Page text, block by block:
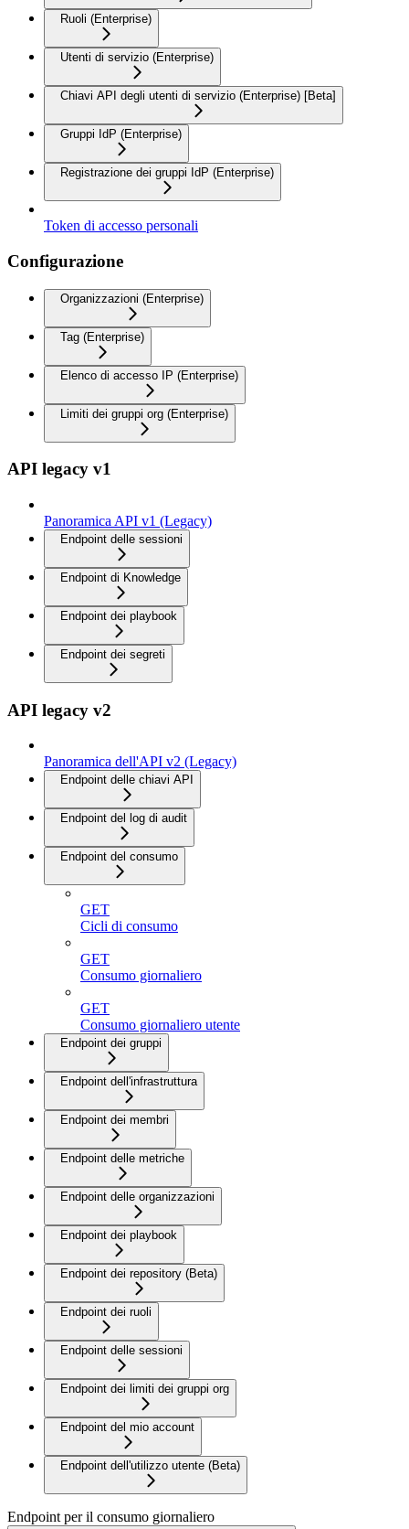
Ruoli (Enterprise)
Utenti di servizio (Enterprise)
Chiavi API degli utenti di servizio (Enterprise) [Beta]
Gruppi IdP (Enterprise)
Registrazione dei gruppi IdP (Enterprise)
Token di accesso personali
Configurazione
Organizzazioni (Enterprise)
Tag (Enterprise)
Elenco di accesso IP (Enterprise)
Limiti dei gruppi org (Enterprise)
API legacy v1
Panoramica API v1 (Legacy)
Endpoint delle sessioni
Endpoint di Knowledge
Endpoint dei playbook
Endpoint dei segreti
API legacy v2
Panoramica dell'API v2 (Legacy)
Endpoint delle chiavi API
Endpoint del log di audit
Endpoint del consumo
GET
Cicli di consumo
GET
Consumo giornaliero
GET
Consumo giornaliero utente
Endpoint dei gruppi
Endpoint dell'infrastruttura
Endpoint dei membri
Endpoint delle metriche
Endpoint delle organizzazioni
Endpoint dei playbook
Endpoint dei repository (Beta)
Endpoint dei ruoli
Endpoint delle sessioni
Endpoint dei limiti dei gruppi org
Endpoint del mio account
Endpoint dell'utilizzo utente (Beta)
Endpoint per il consumo giornaliero